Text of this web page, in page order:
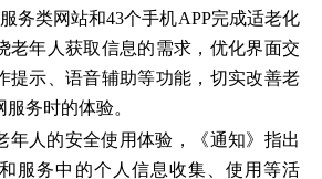
务类网站和43个手机APP完成适老化
老年人获取信息的需求，优化界面交
提示、语音辅助等功能，切实改善老
务时的体验。
年人的安全使用体验，《通知》指出
服务中的个人信息收集、使用等活